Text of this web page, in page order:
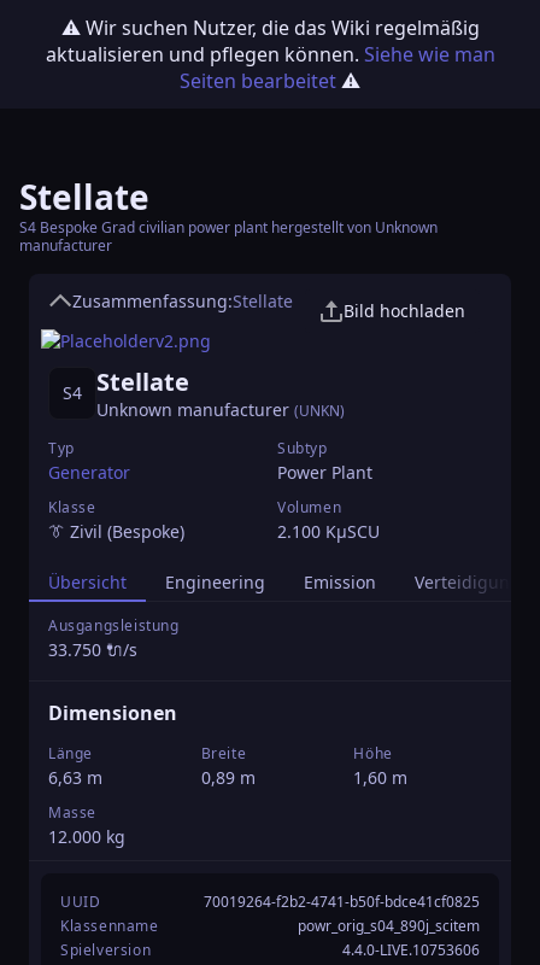
⚠️ Wir suchen Nutzer, die das Wiki regelmäßig
aktualisieren und pflegen können. Siehe wie man
Seiten bearbeitet⚠️
Stellate
S4 Bespoke Grad civilian power plant hergestellt von Unknown
manufacturer
Zusammenfassung:Stellate Bild hochladen
S4 Stellate
Unknown manufacturer (UNKN)
Typ
Generator
Subtyp
Power Plant
Klasse
👔 Zivil (Bespoke)
Volumen
2.100 KµSCU
Übersicht Engineering Emission Verteidigung
Ausgangsleistung
33.750 🔌/s
Dimensionen
Länge
6,63 m
Breite
0,89 m
Höhe
1,60 m
Masse
12.000 kg
UUID
70019264-f2b2-4741-b50f-bdce41cf0825
Klassenname
powr_orig_s04_890j_scitem
Spielversion
4.4.0-LIVE.10753606